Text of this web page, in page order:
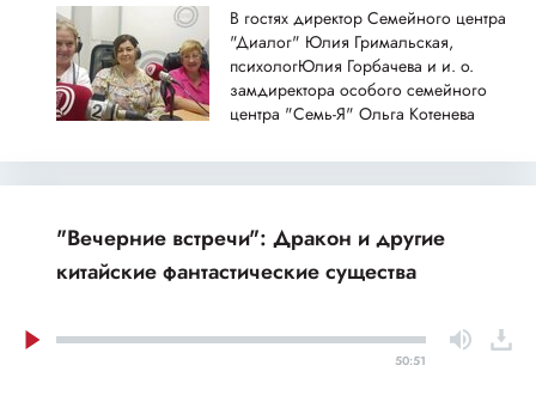
В гостях директор Семейного центра
"Диалог" Юлия Гримальская,
психологЮлия Горбачева и и. о.
замдиректора особого семейного
центра "Семь-Я" Ольга Котенева
"Вечерние встречи": Дракон и другие
китайские фантастические существа
50:51